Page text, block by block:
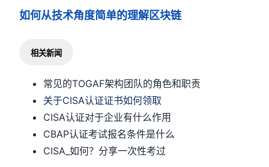
如何从技术角度简单的理解区块链
相关新闻
常见的TOGAF架构团队的角色和职责
关于CISA认证证书如何领取
CISA认证对于企业有什么作用
CBAP认证考试报名条件是什么
CISA_如何？分享一次性考过